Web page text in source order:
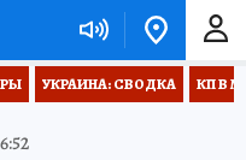
УКРАИНА: СВОДКА КП В